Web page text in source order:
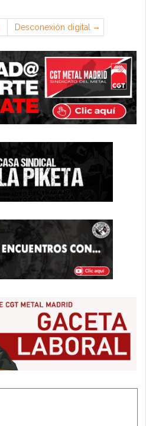
Desconexión digital